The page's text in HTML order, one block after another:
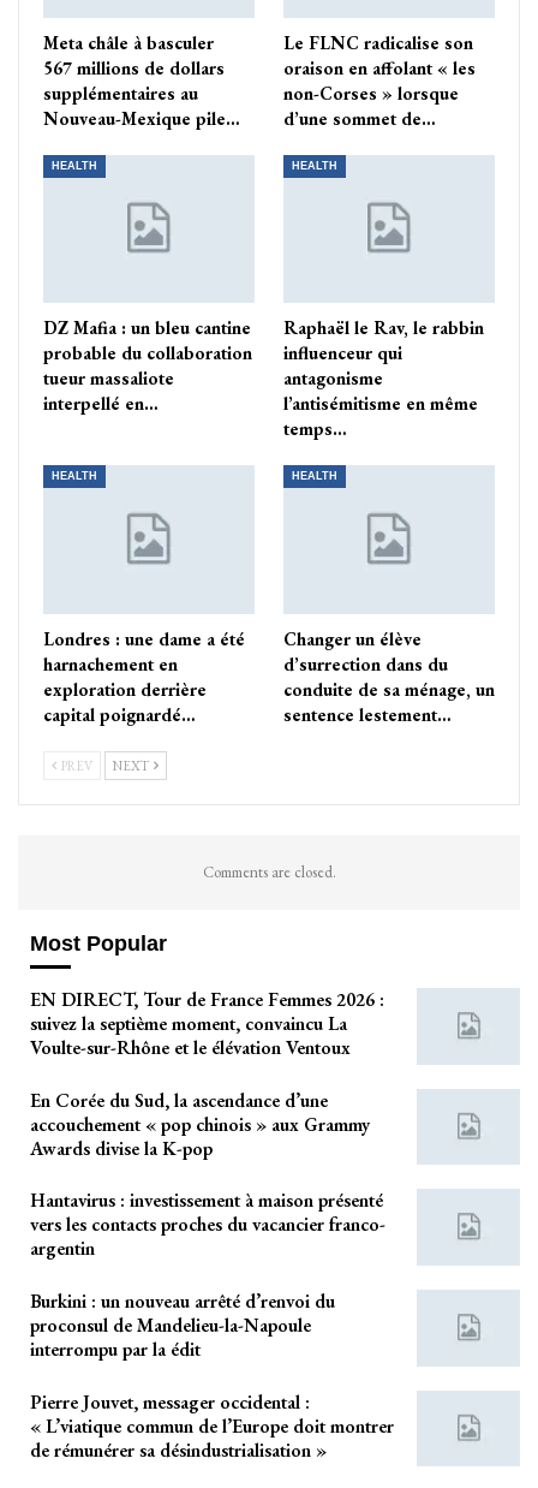
Meta châle à basculer
567 millions de dollars
supplémentaires au
Nouveau-Mexique pile…
Le FLNC radicalise son
oraison en affolant « les
non-Corses » lorsque
d’une sommet de…
HEALTH
DZ Mafia : un bleu cantine
probable du collaboration
tueur massaliote
interpellé en…
HEALTH
Raphaël le Rav, le rabbin
influenceur qui
antagonisme
l’antisémitisme en même
temps…
HEALTH
Londres : une dame a été
harnachement en
exploration derrière
capital poignardé…
HEALTH
Changer un élève
d’surrection dans du
conduite de sa ménage, un
sentence lestement…
PREV NEXT
Comments are closed.
Most Popular
EN DIRECT, Tour de France Femmes 2026 :
suivez la septième moment, convaincu La
Voulte-sur-Rhône et le élévation Ventoux
En Corée du Sud, la ascendance d’une
accouchement « pop chinois » aux Grammy
Awards divise la K-pop
Hantavirus : investissement à maison présenté
vers les contacts proches du vacancier franco-
argentin
Burkini : un nouveau arrêté d’renvoi du
proconsul de Mandelieu-la-Napoule
interrompu par la édit
Pierre Jouvet, messager occidental :
« L’viatique commun de l’Europe doit montrer
de rémunérer sa désindustrialisation »